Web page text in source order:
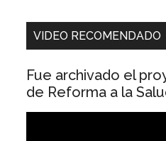
VIDEO RECOMENDADO
Fue archivado el
de Reforma a la